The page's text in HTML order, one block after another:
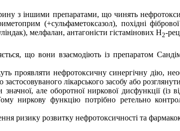
з іншими препаратами, що чинять
(+сульфаметоксазол), похідні
мелфалан, антагоністи гістамінових Н2-
що вони взаємодіють із препаратом
проявляти нефротоксичну синергічну дію,
лікарського засобу або
але оборотної ниркової дисфункції
ниркову функцію потрібно ретельно
ризику розвитку нефротоксичності та